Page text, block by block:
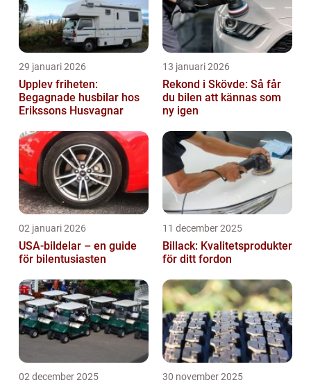
29 januari 2026
Upplev friheten:
Begagnade husbilar hos
Erikssons Husvagnar
13 januari 2026
Rekond i Skövde: Så får
du bilen att kännas som
ny igen
02 januari 2026
USA-bildelar – en guide
för bilentusiasten
11 december 2025
Billack: Kvalitetsprodukter
för ditt fordon
02 december 2025 30 november 2025